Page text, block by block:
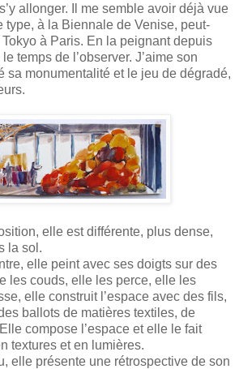
allonger. Il me semble avoir déjà vue
à la Biennale de Venise, peut-
à Paris. En la peignant depuis
le temps de l’observer. J’aime son
sa monumentalité et le jeu de dégradé,
elle est différente, plus dense,
la sol.
elle peint avec ses doigts sur des
les couds, elle les perce, elle les
elle construit l’espace avec des fils,
ballots de matières textiles, de
compose l’espace et elle le fait
textures et en lumières.
elle présente une rétrospective de son